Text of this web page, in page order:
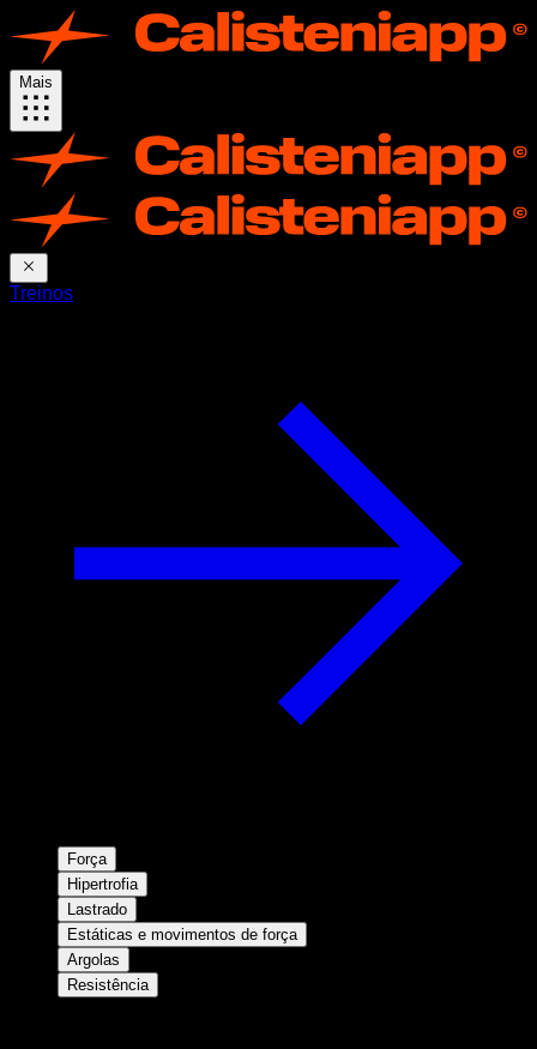
Mais
Treinos
Força
Hipertrofia
Lastrado
Estáticas e movimentos de força
Argolas
Resistência